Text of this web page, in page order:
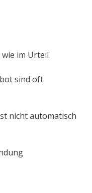
im Urteil
sind oft
nicht automatisch